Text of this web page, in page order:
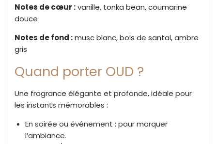
Notes de cœur :vanille, tonka bean, coumarine
douce
Notes de fond :musc blanc, bois de santal, ambre
gris
Quand porter OUD ?
Une fragrance élégante et profonde, idéale pour
les instants mémorables :
En soirée ou événement : pour marquer
l’ambiance.